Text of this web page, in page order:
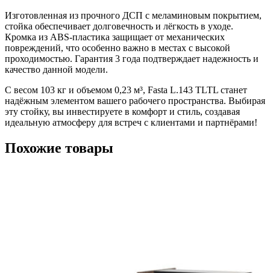
Изготовленная из прочного ДСП с меламиновым покрытием,
стойка обеспечивает долговечность и лёгкость в уходе.
Кромка из ABS-пластика защищает от механических
повреждений, что особенно важно в местах с высокой
проходимостью. Гарантия 3 года подтверждает надежность и
качество данной модели.
С весом 103 кг и объемом 0,23 м³, Fasta L.143 TLTL станет
надёжным элементом вашего рабочего пространства. Выбирая
эту стойку, вы инвестируете в комфорт и стиль, создавая
идеальную атмосферу для встреч с клиентами и партнёрами!
Похожие товары